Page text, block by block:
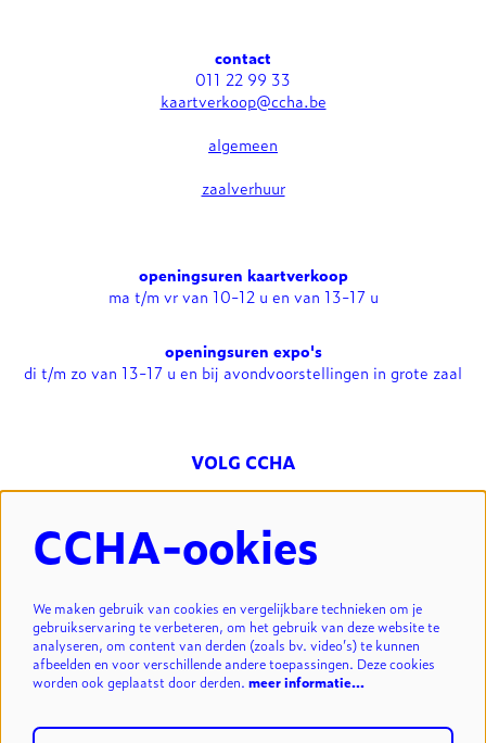
contact
011 22 99 33
kaartverkoop@ccha.be
algemeen
zaalverhuur
openingsuren kaartverkoop
ma t/m vr van 10-12 u en van 13-17 u
openingsuren expo's
di t/m zo van 13-17 u en bij avondvoorstellingen in grote zaal
VOLG CCHA
INSCHRIJVEN
CCHA-ookies
We maken gebruik van cookies en vergelijkbare technieken om je
gebruikservaring te verbeteren, om het gebruik van deze website te
analyseren, om content van derden (zoals bv. video’s) te kunnen
afbeelden en voor verschillende andere toepassingen. Deze cookies
worden ook geplaatst door derden. meer informatie…